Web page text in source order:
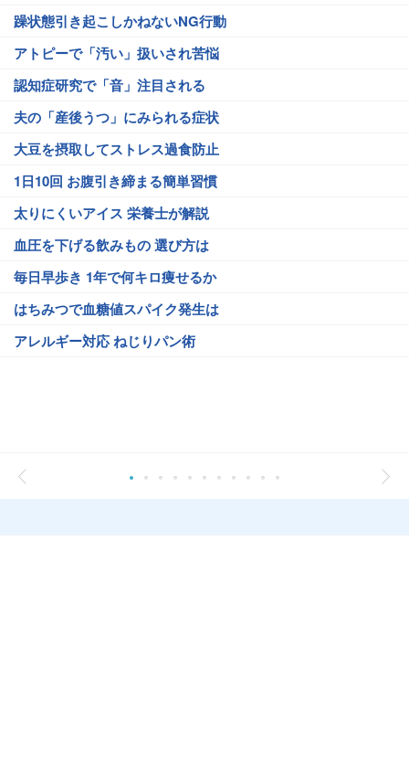
躁状態引き起こしかねないNG行動
アトピーで「汚い」扱いされ苦悩
認知症研究で「音」注目される
夫の「産後うつ」にみられる症状
大豆を摂取してストレス過食防止
1日10回 お腹引き締まる簡単習慣
太りにくいアイス 栄養士が解説
血圧を下げる飲みもの 選び方は
毎日早歩き 1年で何キロ痩せるか
はちみつで血糖値スパイク発生は
アレルギー対応 ねじりパン術